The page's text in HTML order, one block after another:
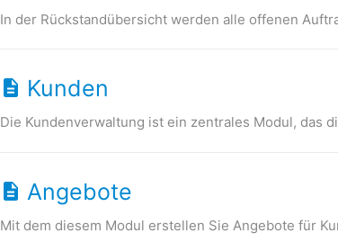
In der Rückstandübersicht werden alle offenen
Kunden
Die Kundenverwaltung ist ein zentrales Modul, das
Angebote
Mit dem diesem Modul erstellen Sie Angebote für